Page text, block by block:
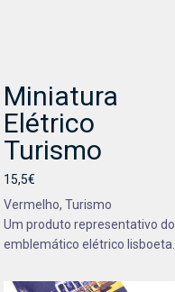
Miniatura
Elétrico
Turismo
15,5€
Vermelho, Turismo
Um produto representativo do
emblemático elétrico lisboeta.